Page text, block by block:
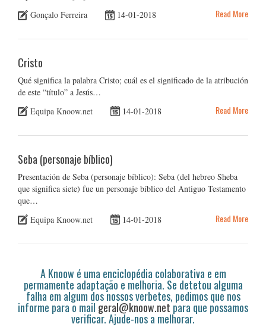
Gonçalo Ferreira
14-01-2018 Read More
Cristo
Qué significa la palabra Cristo; cuál es el significado de la atribución
de este “título” a Jesús…
Equipa Knoow.net
14-01-2018 Read More
Seba (personaje bíblico)
Presentación de Seba (personaje bíblico): Seba (del hebreo Sheba
que significa siete) fue un personaje bíblico del Antiguo Testamento
que…
Equipa Knoow.net
14-01-2018 Read More
A Knoow é uma enciclopédia colaborativa e em
permamente adaptação e melhoria. Se detetou alguma
falha em algum dos nossos verbetes, pedimos que nos
informe para o mail geral@knoow.netpara que possamos
verificar. Ajude-nos a melhorar.